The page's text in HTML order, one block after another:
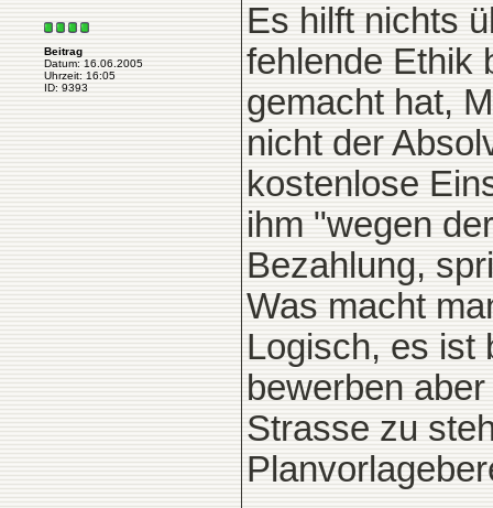
Beitrag
Datum: 16.06.2005
Uhrzeit: 16:05
ID: 9393
Es hilft nichts
fehlende Ethik
gemacht hat,
nicht der
kostenlose
ihm "wegen
Bezahlung,
Was macht
Logisch, es ist
bewerben
Strasse zu